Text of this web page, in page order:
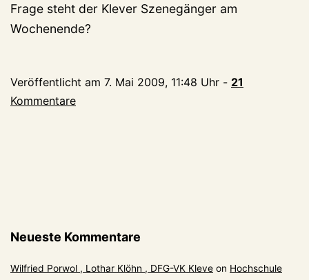
Frage steht der Klever Szenegänger am
Wochenende?
Veröffentlicht am 7. Mai 2009, 11:48 Uhr - 21
Kommentare
Neueste Kommentare
Wilfried Porwol , Lothar Klöhn , DFG-VK Kleve on Hochschule